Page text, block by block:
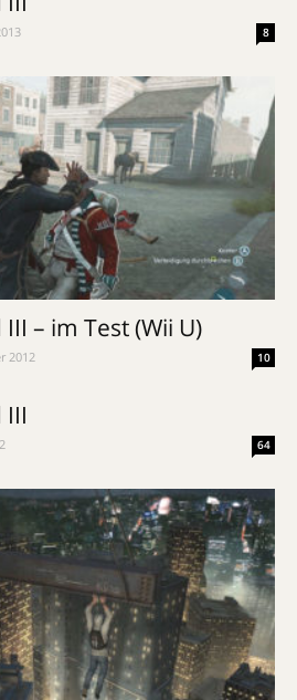
8
III – im Test (Wii U)
2012 10
III
64